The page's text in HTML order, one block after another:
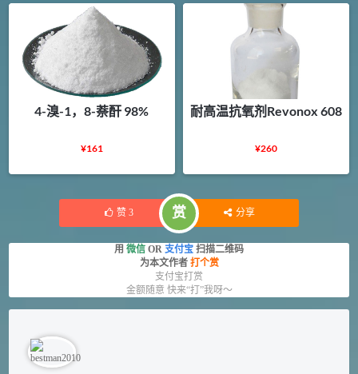
4-溴-1，8-萘酐 98%
¥161
耐高温抗氧剂Revonox 608
¥260
赞 3 赏 分享
用 微信 OR 支付宝 扫描二维码
为本文作者 打个赏
支付宝打赏
金额随意 快来“打”我呀～